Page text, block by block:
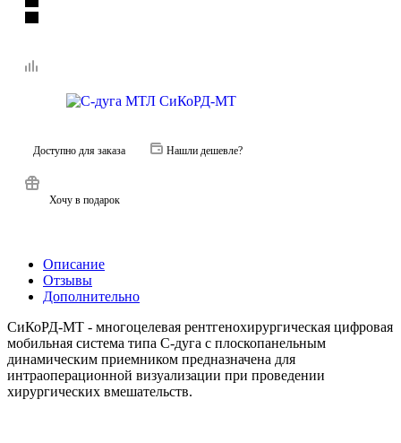
Доступно для заказа Нашли дешевле?
Хочу в подарок
Описание
Отзывы
Дополнительно
СиКоРД-МТ - многоцелевая рентгенохирургическая цифровая
мобильная система типа С-дуга с плоскопанельным
динамическим приемником предназначена для
интраоперационной визуализации при проведении
хирургических вмешательств.